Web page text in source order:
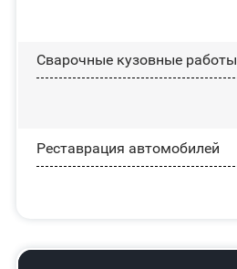
Сварочные кузовные работы
Реставрация автомобилей